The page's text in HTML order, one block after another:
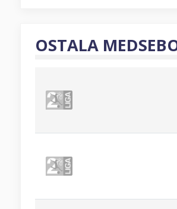
OSTALA